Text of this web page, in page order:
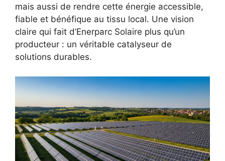
mais aussi de rendre cette énergie accessible,
fiable et bénéfique au tissu local. Une vision
claire qui fait d’Enerparc Solaire plus qu’un
producteur : un véritable catalyseur de
solutions durables.